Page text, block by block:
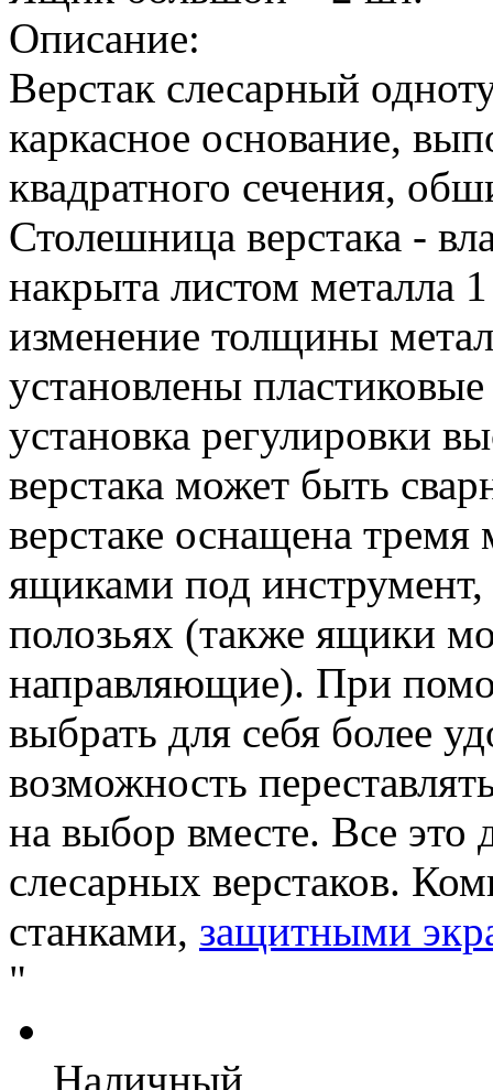
Описание:
Верстак слесарный
каркасное основание,
квадратного сечения,
Столешница верстака -
накрыта листом металла
изменение толщины
установлены
установка регулировки
верстака может быть
верстаке оснащена
ящиками под
полозьях (также ящики
направляющие). При
выбрать для себя более
возможность
на выбор вместе. Все это
слесарных верстаков.
станками, защитными
"
Наличный